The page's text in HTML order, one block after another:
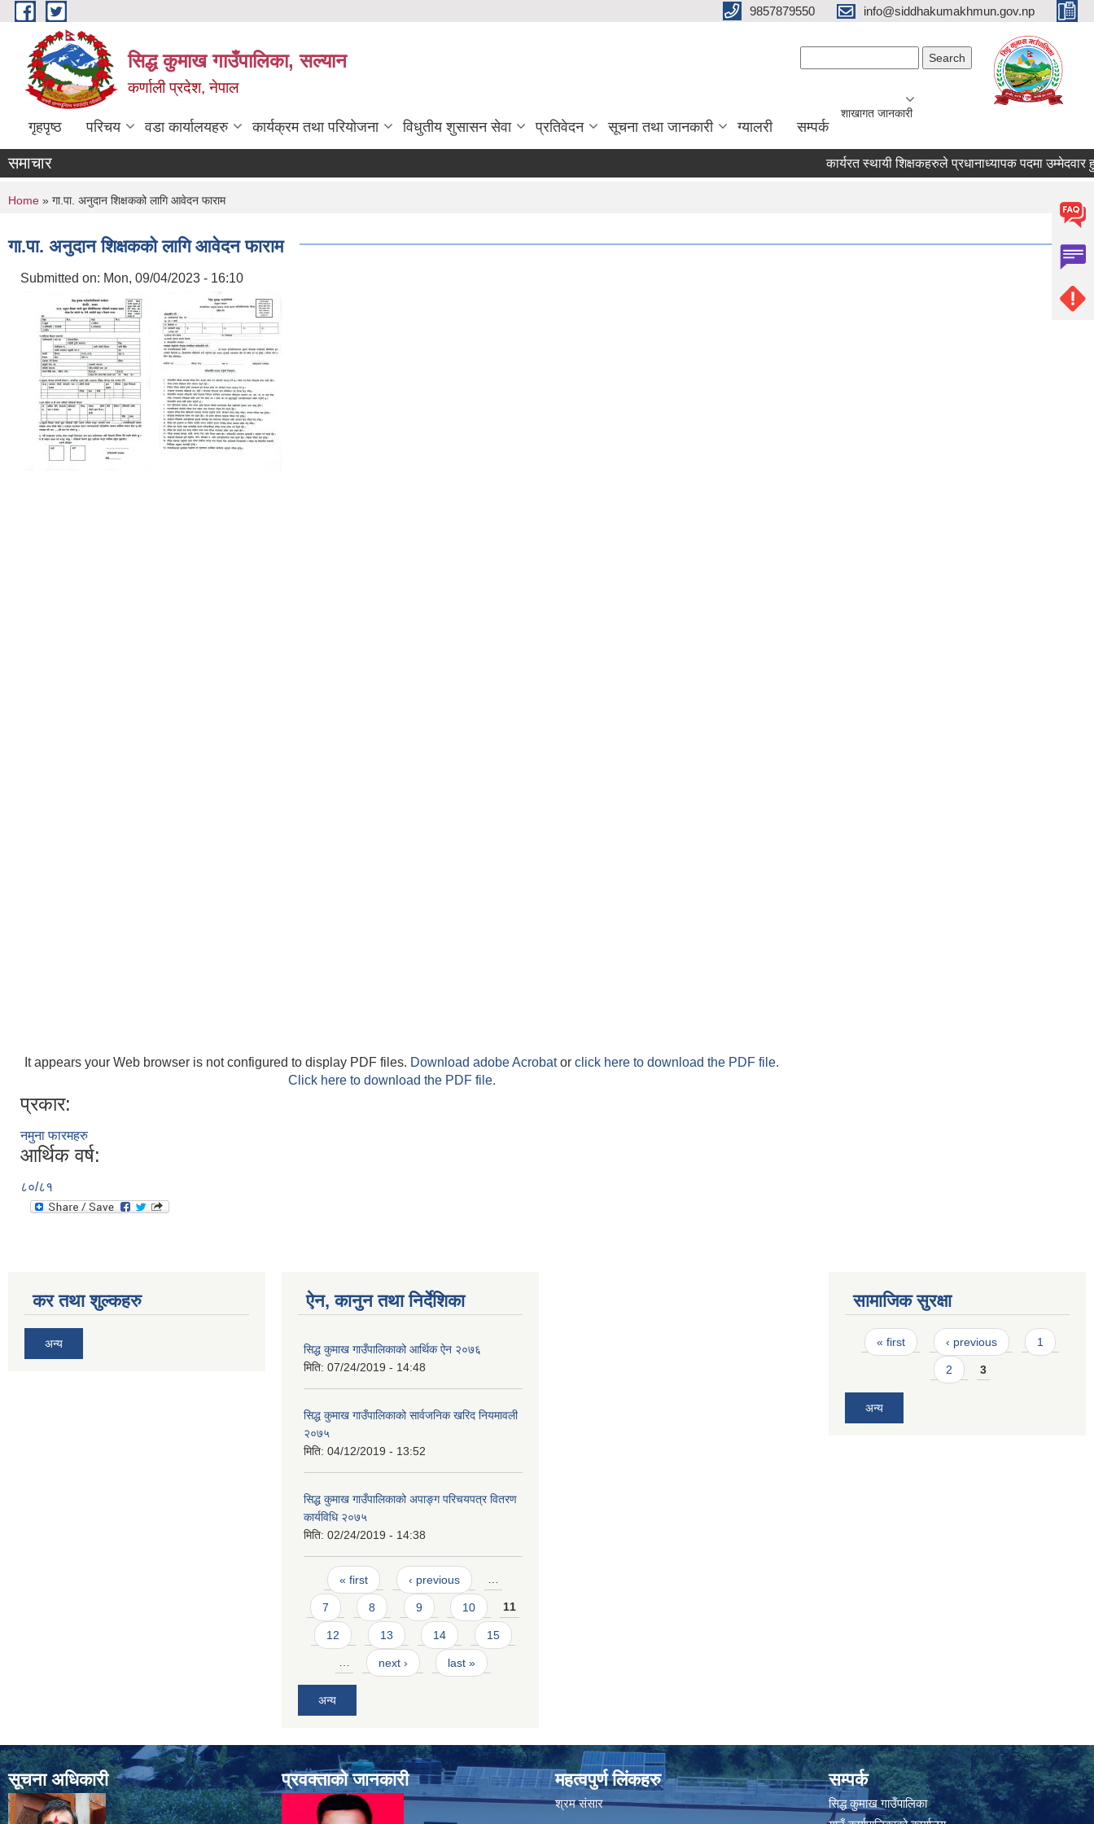
Skip to main content 9857879550 info@siddhakumakhmun.gov.np
सिद्ध कुमाख गाउँपालिका, सल्यान
कर्णाली प्रदेश, नेपाल
गृहपृष्ठ परिचय वडा कार्यालयहरु कार्यक्रम तथा परियोजना विधुतीय शुसासन सेवा प्रतिवेदन सूचना तथा जानकारी ग्यालरी सम्पर्क
शाखागत जानकारी
समाचार कार्यरत स्थायी शिक्षकहरुले प्रधानाध्यापक पदमा उम्मेदवार हुन
You are here
Home » गा.पा. अनुदान शिक्षकको लागि आवेदन फाराम
गा.पा. अनुदान शिक्षकको लागि आवेदन फाराम
Submitted on: Mon, 09/04/2023 - 16:10
It appears your Web browser is not configured to display PDF files. Download adobe Acrobator click here to download the PDF file.
Click here to download the PDF file.
प्रकार:
नमुना फारमहरु
आर्थिक वर्ष:
८०/८१
कर तथा शुल्कहरु
अन्य
ऐन, कानुन तथा निर्देशिका
सिद्ध कुमाख गाउँपालिकाको आर्थिक ऐन २०७६
मिति: 07/24/2019 - 14:48
सिद्ध कुमाख गाउँपालिकाको सार्वजनिक खरिद नियमावली
२०७५
मिति: 04/12/2019 - 13:52
सिद्ध कुमाख गाउँपालिकाको अपाङ्ग परिचयपत्र वितरण
कार्यविधि २०७५
मिति: 02/24/2019 - 14:38
Pages
« first ‹ previous …
7 8 9 10 11
12 13 14 15
… next › last »
अन्य
सामाजिक सुरक्षा
Pages
« first ‹ previous 1
2 3
अन्य
सूचना अधिकारी प्रवक्ताको जानकारी महत्वपुर्ण लिंकहरु
श्रम संसार
सम्पर्क
सिद्ध कुमाख गाउँपालिका